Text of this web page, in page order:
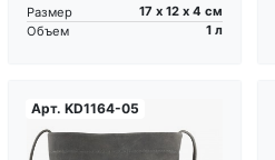
Размер
17 х 12 х 4 см
Объем
1 л
Арт. KD1164-05